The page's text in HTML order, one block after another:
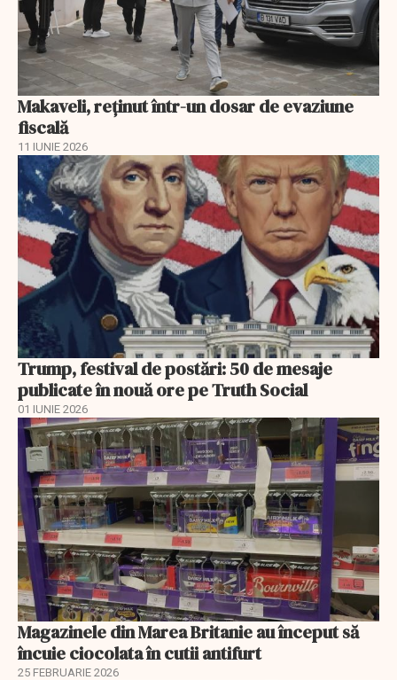
Makaveli, reţinut într-un dosar de evaziune
fiscală
11 IUNIE 2026
Trump, festival de postări: 50 de mesaje
publicate în nouă ore pe Truth Social
01 IUNIE 2026
Magazinele din Marea Britanie au început să
încuie ciocolata în cutii antifurt
25 FEBRUARIE 2026